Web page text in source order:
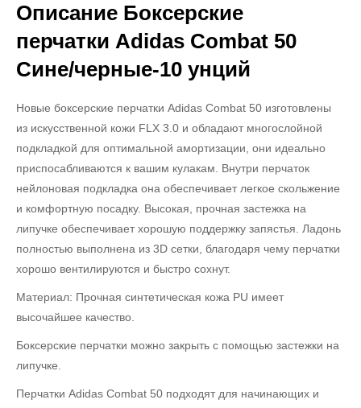
Описание Боксерские
перчатки Adidas Combat 50
Сине/черные-10 унций
Новые боксерские перчатки Adidas Combat 50 изготовлены
из искусственной кожи FLX 3.0 и обладают многослойной
подкладкой для оптимальной амортизации, они идеально
приспосабливаются к вашим кулакам. Внутри перчаток
нейлоновая подкладка она обеспечивает легкое скольжение
и комфортную посадку. Высокая, прочная застежка на
липучке обеспечивает хорошую поддержку запястья. Ладонь
полностью выполнена из 3D сетки, благодаря чему перчатки
хорошо вентилируются и быстро сохнут.
Материал: Прочная синтетическая кожа PU имеет
высочайшее качество.
Боксерские перчатки можно закрыть с помощью застежки на
липучке.
Перчатки Adidas Combat 50 подходят для начинающих и